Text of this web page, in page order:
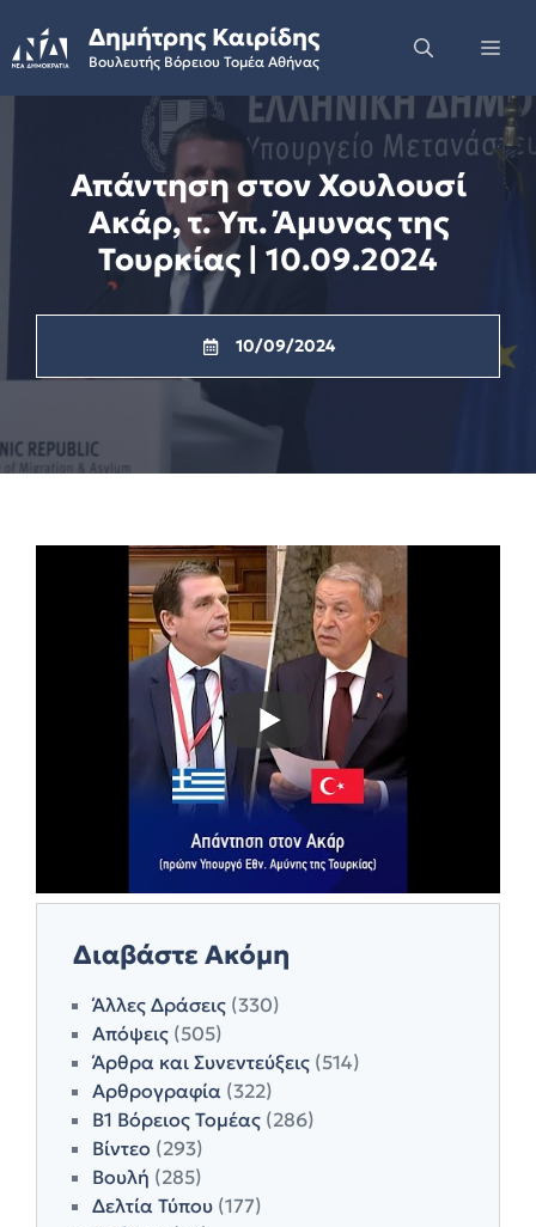
to
content
Δημήτρης Καιρίδης
Βουλευτής Βόρειου Τομέα Αθήνας
Απάντηση στον Χουλουσί
Ακάρ, τ. Υπ. Άμυνας της
Τουρκίας | 10.09.2024
10/09/2024
Διαβάστε Ακόμη
Άλλες Δράσεις (330)
Απόψεις (505)
Άρθρα και Συνεντεύξεις (514)
Αρθρογραφία (322)
Β1 Βόρειος Τομέας (286)
Βίντεο (293)
Βουλή (285)
Δελτία Τύπου (177)